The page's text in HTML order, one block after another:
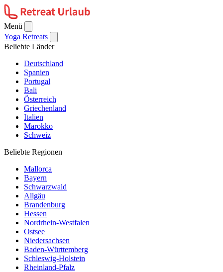
Menü
Yoga Retreats
Beliebte Länder
Deutschland
Spanien
Portugal
Bali
Österreich
Griechenland
Italien
Marokko
Schweiz
Beliebte Regionen
Mallorca
Bayern
Schwarzwald
Allgäu
Brandenburg
Hessen
Nordrhein-Westfalen
Ostsee
Niedersachsen
Baden-Württemberg
Schleswig-Holstein
Rheinland-Pfalz